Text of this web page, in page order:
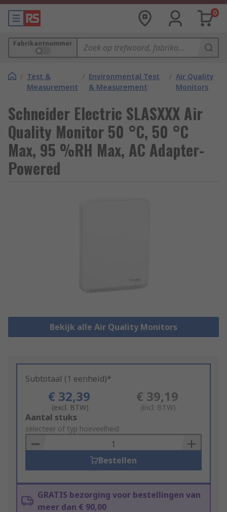
0
Fabrikantnummer
/ Test &
Measurement
/ Environmental Test
& Measurement
/ Air Quality
Monitors
Schneider Electric SLASXXX Air
Quality Monitor 50 °C, 50 °C
Max, 95 %RH Max, AC Adapter-
Powered
Bekijk alle Air Quality Monitors
Subtotaal (1 eenheid)*
€ 32,39
(excl. BTW)
€ 39,19
(incl. BTW)
Add
to
Basket
Aantal stuks
selecteer of typ hoeveelheid
Bestellen
GRATIS bezorging voor bestellingen van
meer dan € 90,00